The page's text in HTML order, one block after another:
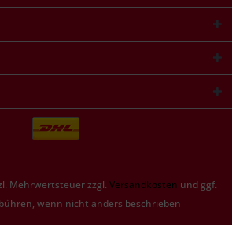
Mehrwertsteuer zzgl. Versandkosten und ggf.
wenn nicht anders beschrieben